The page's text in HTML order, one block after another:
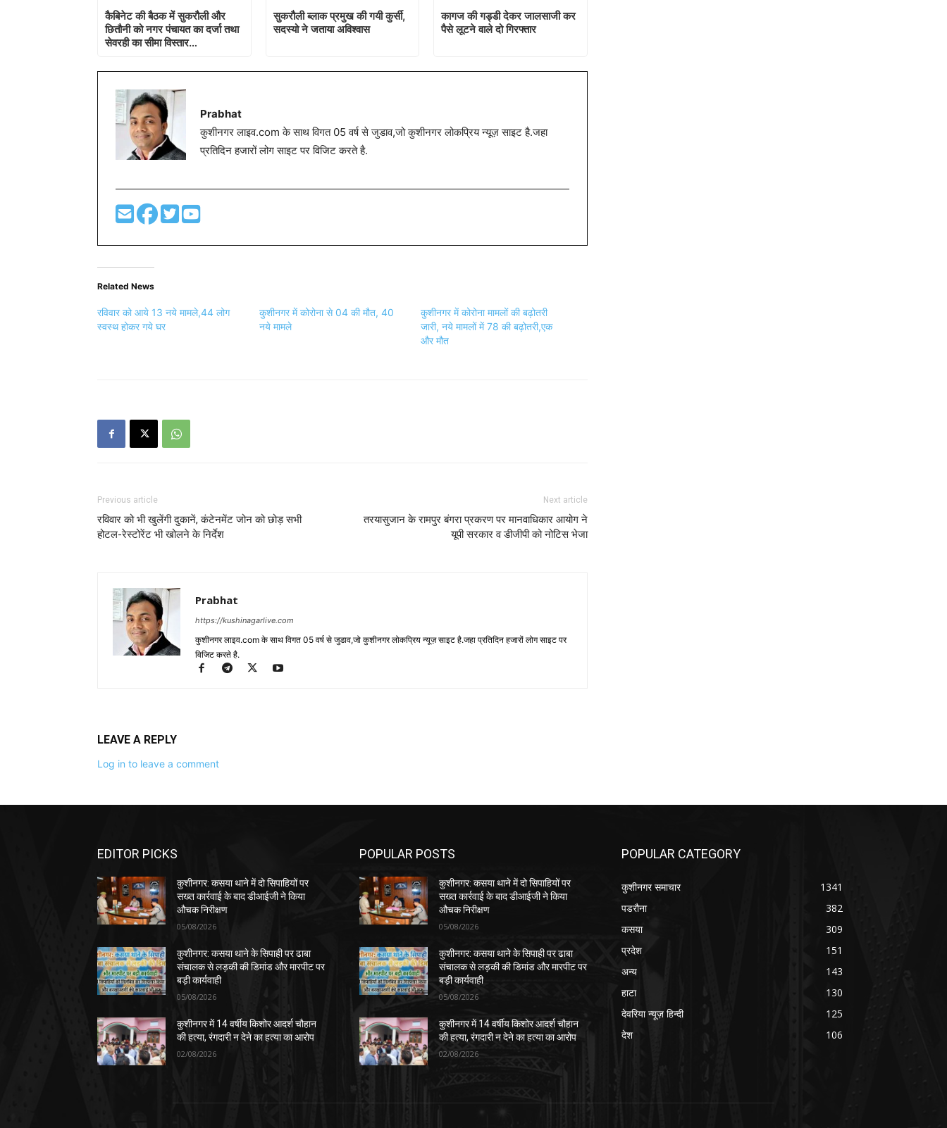
कैबिनेट की बैठक में सुकरौली और
छितौनी को नगर पंचायत का दर्जा तथा
सेवरही का सीमा विस्तार…
सुकरौली ब्लाक प्रमुख की गयी कुर्सी,
सदस्यो ने जताया अविश्वास
कागज की गड्डी देकर जालसाजी कर
पैसे लूटने वाले दो गिरफ्तार
Prabhat
कुशीनगर लाइव.com के साथ विगत 05 वर्ष से जुडाव,जो कुशीनगर लोकप्रिय न्यूज़ साइट है.जहा
प्रतिदिन हजारों लोग साइट पर विजिट करते है.
Related News
रविवार को आये 13 नये मामले,44 लोग
स्वस्थ होकर गये घर
कुशीनगर में कोरोना से 04 की मौत, 40
नये मामले
कुशीनगर में कोरोना मामलों की बढ़ोतरी
जारी, नये मामलों में 78 की बढ़ोतरी,एक
और मौत
Previous article
रविवार को भी खुलेंगी दुकानें, कंटेनमेंट जोन को छोड़ सभी
होटल-रेस्टोरेंट भी खोलने के निर्देश
Next article
तरयासुजान के रामपुर बंगरा प्रकरण पर मानवाधिकार आयोग ने
यूपी सरकार व डीजीपी को नोटिस भेजा
Prabhat
https://kushinagarlive.com
कुशीनगर लाइव.com के साथ विगत 05 वर्ष से जुडाव,जो कुशीनगर लोकप्रिय न्यूज़ साइट है.जहा प्रतिदिन हजारों लोग साइट पर
विजिट करते है.
LEAVE A REPLY
Log in to leave a comment
EDITOR PICKS
कुशीनगर: कसया थाने में दो सिपाहियों पर
सख्त कार्रवाई के बाद डीआईजी ने किया
औचक निरीक्षण
05/08/2026
कुशीनगर: कसया थाने के सिपाही पर ढाबा
संचालक से लड़की की डिमांड और मारपीट पर
बड़ी कार्यवाही
05/08/2026
कुशीनगर में 14 वर्षीय किशोर आदर्श चौहान
की हत्या, रंगदारी न देने का हत्या का आरोप
02/08/2026
POPULAR POSTS
कुशीनगर: कसया थाने में दो सिपाहियों पर
सख्त कार्रवाई के बाद डीआईजी ने किया
औचक निरीक्षण
05/08/2026
कुशीनगर: कसया थाने के सिपाही पर ढाबा
संचालक से लड़की की डिमांड और मारपीट पर
बड़ी कार्यवाही
05/08/2026
कुशीनगर में 14 वर्षीय किशोर आदर्श चौहान
की हत्या, रंगदारी न देने का हत्या का आरोप
02/08/2026
POPULAR CATEGORY
कुशीनगर समाचार
1341
पडरौना
382
कसया
309
प्रदेश
151
अन्य
143
हाटा
130
देवरिया न्यूज़ हिन्दी
125
देश
106